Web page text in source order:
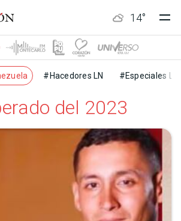
14°
#Hacedores LN #Especiales LN
del 2023